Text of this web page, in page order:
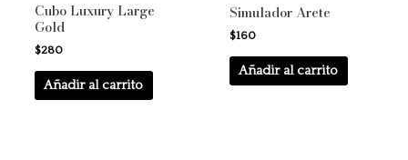
Cubo Luxury Large
Gold
$280
Añadir al carrito
Simulador Arete
$160
Añadir al carrito